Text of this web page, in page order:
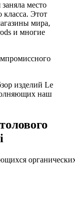
место
класса. Этот
мира,
и многие
изделий Le
наш